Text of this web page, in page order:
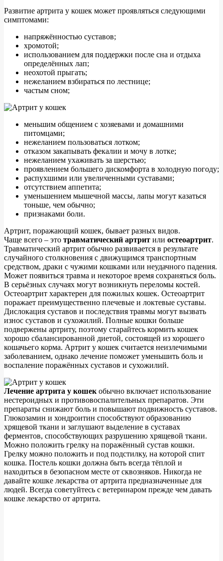
Развитие артрита у кошек может проявляться следующими
симптомами:
напряжённостью суставов;
хромотой;
использованием для поддержки после сна и отдыха
определённых лап;
неохотой прыгать;
нежеланием взбираться по лестнице;
частым сном;
меньшим общением с хозяевами и домашними
питомцами;
нежеланием пользоваться лотком;
отказом закапывать фекалии и мочу в лотке;
нежеланием ухаживать за шерстью;
проявлением большего дискомфорта в холодную погоду;
распухшими или увеличенными суставами;
отсутствием аппетита;
уменьшением мышечной массы, лапы могут казаться
тоньше, чем обычно;
признаками боли.
Артрит, поражающий кошек, бывает разных видов.
Чаще всего – это травматический артрит или остеоартрит.
Травматический артрит обычно развивается в результате
случайного столкновения с движущимся транспортным
средством, драки с чужими кошками или неудачного падения.
Может появиться травма и некоторое время сохраняться боль.
В серьёзных случаях могут возникнуть переломы костей.
Остеоартрит характерен для пожилых кошек. Остеоартрит
поражает преимущественно плечевые и локтевые суставы.
Дислокация суставов и последствия травмы могут вызвать
износ суставов и сухожилий. Полные кошки больше
подвержены артриту, поэтому старайтесь кормить кошек
хорошо сбалансированной диетой, состоящей из хорошего
кошачьего корма. Артрит у кошек считается неизлечимыми
заболеванием, однако лечение поможет уменьшить боль и
воспаление поражённых суставов и сухожилий.
Лечение артрита у кошек обычно включает использование
нестероидных и противовоспалительных препаратов. Эти
препараты снижают боль и повышают подвижность суставов.
Глюкозамин и хондроитин способствуют образованию
хрящевой ткани и заглушают выделение в суставах
ферментов, способствующих разрушению хрящевой ткани.
Можно положить грелку на поражённый сустав кошки.
Грелку можно положить и под подстилку, на которой спит
кошка. Постель кошки должна быть всегда тёплой и
находиться в безопасном месте от сквозняков. Никогда не
давайте кошке лекарства от артрита предназначенные для
людей. Всегда советуйтесь с ветеринаром прежде чем давать
кошке лекарство от артрита.